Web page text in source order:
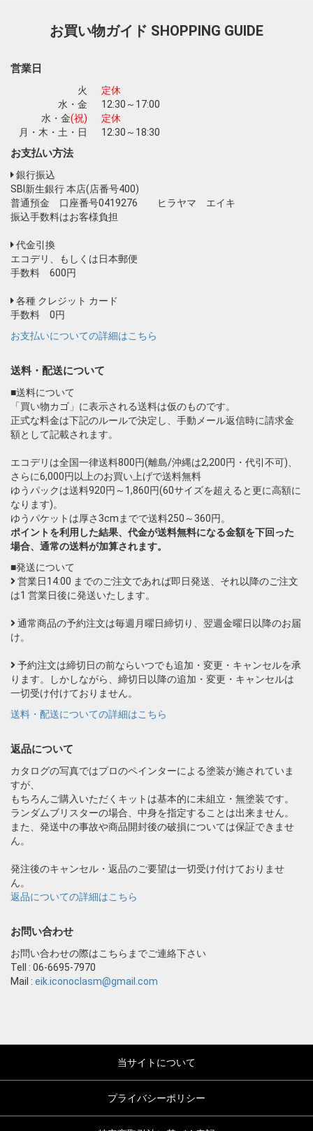
お買い物ガイド SHOPPING GUIDE
営業日
火
定休
水・金
12:30～17:00
水・金(祝)
定休
月・木・土・日
12:30～18:30
お支払い方法
銀行振込
SBI新生銀行 本店(店番号400)
普通預金 口座番号0419276 ヒラヤマ エイキ
振込手数料はお客様負担
代金引換
エコデリ、もしくは日本郵便
手数料 600円
各種 クレジット カード
手数料 0円
お支払いについての詳細はこちら
送料・配送について
■送料について
「買い物カゴ」に表示される送料は仮のものです。
正式な料金は下記のルールで決定し、手動メール返信時に請求金
額として記載されます。
エコデリは全国一律送料800円(離島/沖縄は2,200円・代引不可)、
さらに6,000円以上のお買い上げで送料無料
ゆうパックは送料920円～1,860円(60サイズを超えると更に高額に
なります)。
ゆうパケットは厚さ3cmまでで送料250～360円。
ポイントを利用した結果、代金が送料無料になる金額を下回った
場合、通常の送料が加算されます。
■発送について
営業日14:00 までのご注文であれば即日発送、それ以降のご注文
は1 営業日後に発送いたします。
通常商品の予約注文は毎週月曜日締切り、翌週金曜日以降のお届
け。
予約注文は締切日の前ならいつでも追加・変更・キャンセルを承
ります。しかしながら、締切日以降の追加・変更・キャンセルは
一切受け付けておりません。
送料・配送についての詳細はこちら
返品について
カタログの写真ではプロのペインターによる塗装が施されていま
すが、
もちろんご購入いただくキットは基本的に未組立・無塗装です。
ランダムブリスターの場合、中身を指定することは出来ません。
また、発送中の事故や商品開封後の破損については保証できませ
ん。
発注後のキャンセル・返品のご要望は一切受け付けておりませ
ん。
返品についての詳細はこちら
お問い合わせ
お問い合わせの際はこちらまでご連絡下さい
Tell : 06-6695-7970
Mail : eik.iconoclasm@gmail.com
当サイトについて
プライバシーポリシー